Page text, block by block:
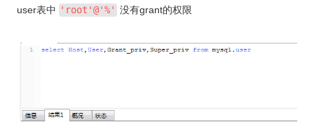
user表中 'root'@'%' 没有grant的权限